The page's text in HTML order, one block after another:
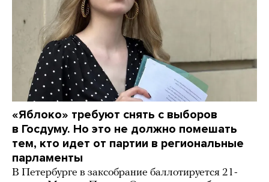
«Яблоко» требуют снять с выборов
в Госдуму. Но это не должно помешать
тем, кто идет от партии в региональные
парламенты
В Петербурге в заксобрание баллотируется 21-